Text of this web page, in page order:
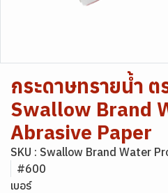
กระดาษทรายน้ำ
Swallow Brand
Abrasive Paper
SKU : Swallow Brand Water
#600
เบอร์